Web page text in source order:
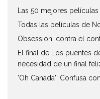
Las 50 mejores
Todas las películas de
Obsession: contra el
El final de Los puentes
necesidad de un final
'Oh Canada': Confusa